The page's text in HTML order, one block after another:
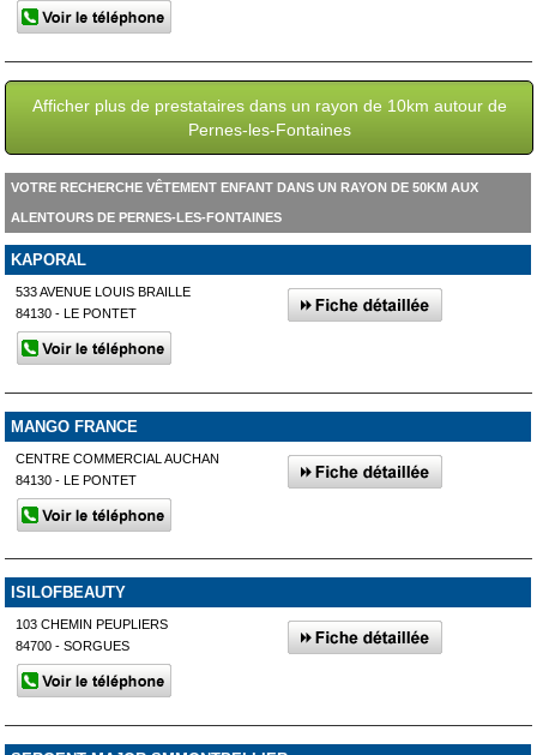
Afficher plus de prestataires dans un rayon de 10km autour de
Pernes-les-Fontaines
VOTRE RECHERCHE VÊTEMENT ENFANT DANS UN RAYON DE 50KM AUX
ALENTOURS DE PERNES-LES-FONTAINES
KAPORAL
533 AVENUE LOUIS BRAILLE
84130 - LE PONTET
MANGO FRANCE
CENTRE COMMERCIAL AUCHAN
84130 - LE PONTET
ISILOFBEAUTY
103 CHEMIN PEUPLIERS
84700 - SORGUES